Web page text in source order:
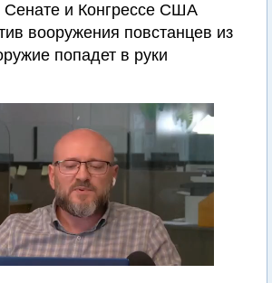
Сенате и Конгрессе США
вооружения повстанцев из
попадет в руки